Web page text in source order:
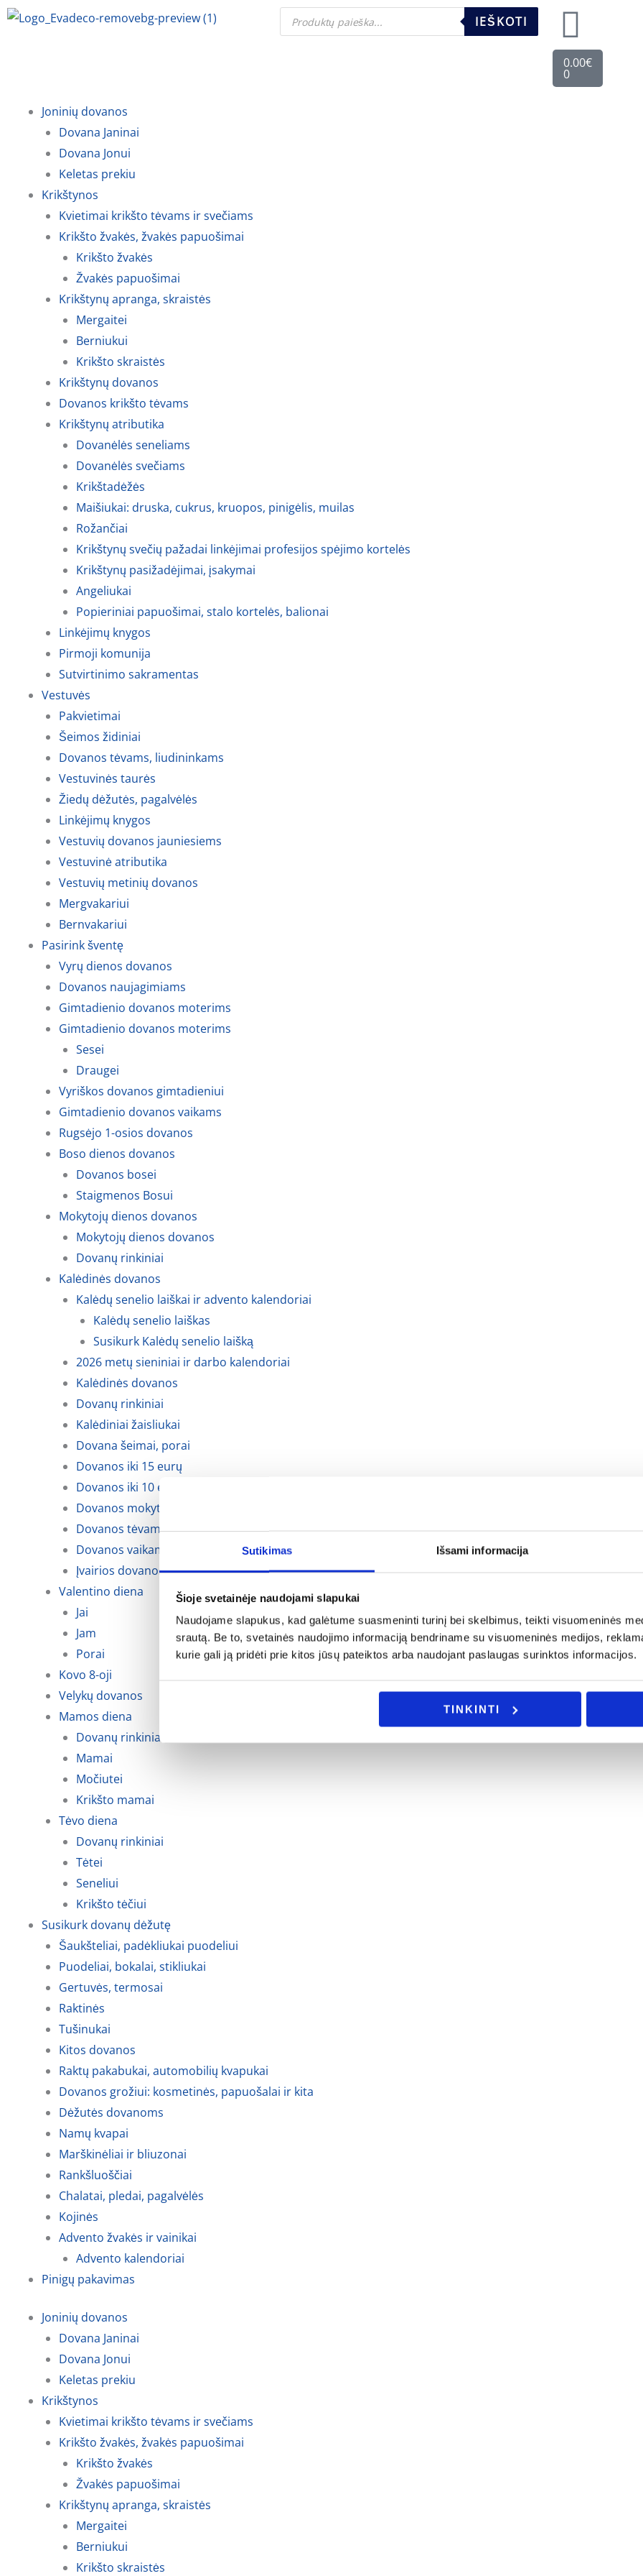
Sutikimas Išsami informacija
Šioje svetainėje naudojami slapukai
Naudojame slapukus, kad galėtume suasmeninti turinį bei skelbimus, teikti visuomeninės
srautą. Be to, svetainės naudojimo informaciją bendriname su visuomeninės medijos,
kurie gali ją pridėti prie kitos jūsų pateiktos arba naudojant paslaugas surinktos informacijos.
TINKINTI
Pereiti
Products
search IEŠKOTI
0.00€
0
Cart
Joninių dovanos
Dovana Janinai
Dovana Jonui
Keletas prekiu
Krikštynos
Kvietimai krikšto tėvams ir svečiams
Krikšto žvakės, žvakės papuošimai
Krikšto žvakės
Žvakės papuošimai
Krikštynų apranga, skraistės
Mergaitei
Berniukui
Krikšto skraistės
Krikštynų dovanos
Dovanos krikšto tėvams
Krikštynų atributika
Dovanėlės seneliams
Dovanėlės svečiams
Krikštadėžės
Maišiukai: druska, cukrus, kruopos, pinigėlis, muilas
Rožančiai
Krikštynų svečių pažadai linkėjimai profesijos spėjimo kortelės
Krikštynų pasižadėjimai, įsakymai
Angeliukai
Popieriniai papuošimai, stalo kortelės, balionai
Linkėjimų knygos
Pirmoji komunija
Sutvirtinimo sakramentas
Vestuvės
Pakvietimai
Šeimos židiniai
Dovanos tėvams, liudininkams
Vestuvinės taurės
Žiedų dėžutės, pagalvėlės
Linkėjimų knygos
Vestuvių dovanos jauniesiems
Vestuvinė atributika
Vestuvių metinių dovanos
Mergvakariui
Bernvakariui
Pasirink šventę
Vyrų dienos dovanos
Dovanos naujagimiams
Gimtadienio dovanos moterims
Gimtadienio dovanos moterims
Sesei
Draugei
Vyriškos dovanos gimtadieniui
Gimtadienio dovanos vaikams
Rugsėjo 1-osios dovanos
Boso dienos dovanos
Dovanos bosei
Staigmenos Bosui
Mokytojų dienos dovanos
Mokytojų dienos dovanos
Dovanų rinkiniai
Kalėdinės dovanos
Kalėdų senelio laiškai ir advento kalendoriai
Kalėdų senelio laiškas
Susikurk Kalėdų senelio laišką
2026 metų sieniniai ir darbo kalendoriai
Kalėdinės dovanos
Dovanų rinkiniai
Kalėdiniai žaisliukai
Dovana šeimai, porai
Dovanos iki 15 eurų
Dovanos iki 10 eurų
Dovanos mokytojoms, auklėtojoms
Dovanos tėvams, krikšto tėvams ir seneliams
Dovanos vaikams
Įvairios dovanos kalėdoms
Valentino diena
Jai
Jam
Porai
Kovo 8-oji
Velykų dovanos
Mamos diena
Dovanų rinkiniai
Mamai
Močiutei
Krikšto mamai
Tėvo diena
Dovanų rinkiniai
Tėtei
Seneliui
Krikšto tėčiui
Susikurk dovanų dėžutę
Šaukšteliai, padėkliukai puodeliui
Puodeliai, bokalai, stikliukai
Gertuvės, termosai
Raktinės
Tušinukai
Kitos dovanos
Raktų pakabukai, automobilių kvapukai
Dovanos grožiui: kosmetinės, papuošalai ir kita
Dėžutės dovanoms
Namų kvapai
Marškinėliai ir bliuzonai
Rankšluoščiai
Chalatai, pledai, pagalvėlės
Kojinės
Advento žvakės ir vainikai
Advento kalendoriai
Pinigų pakavimas
Joninių dovanos
Dovana Janinai
Dovana Jonui
Keletas prekiu
Krikštynos
Kvietimai krikšto tėvams ir svečiams
Krikšto žvakės, žvakės papuošimai
Krikšto žvakės
Žvakės papuošimai
Krikštynų apranga, skraistės
Mergaitei
Berniukui
Krikšto skraistės